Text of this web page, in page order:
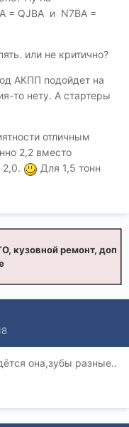
= QJBA и N7BA =
или не критично?
АКПП подойдет на
то нету. А стартеры
отличным
2,2 вместо
2,0.
Для 1,5 тонн
кузовной ремонт, доп
она,зубы разные..